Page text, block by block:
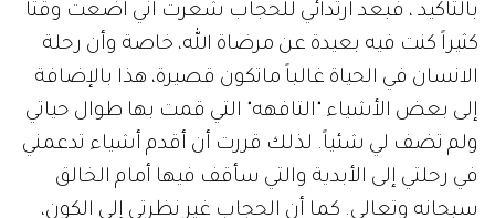
بالتأكيد ، فبعد ارتدائي للحجاب شعرت أني أضعت وقتاً
كثيراً كنت فيه بعيدة عن مرضاة الله، خاصة وأن رحلة
الانسان في الحياة غالباً ماتكون قصيرة، هذا بالإضافة
إلى بعض الأشياء "التافهه" التي قمت بها طوال حياتي
ولم تضف لي شئياً. لذلك قررت أن أقدم أشياء تدعمني
في رحلتي إلى الأبدية والتي سأقف فيها أمام الخالق
سبحانه وتعالى. كما أن الحجاب غير نظرتي إلى الكون،